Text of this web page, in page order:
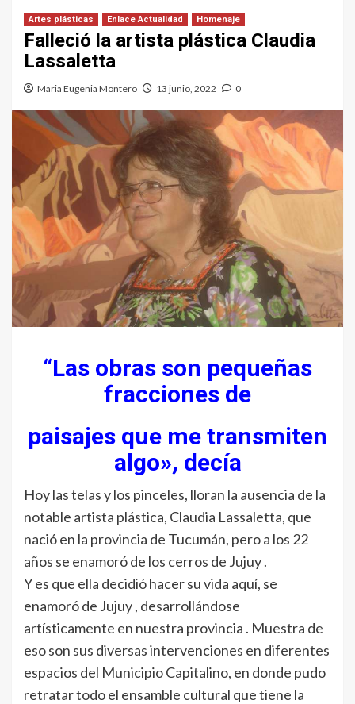
Artes plásticas Enlace Actualidad Homenaje
Falleció la artista plástica Claudia
Lassaletta
Maria Eugenia Montero 13 junio, 2022 0
“Las obras son pequeñas
fracciones de
paisajes que me transmiten
algo», decía
Hoy las telas y los pinceles, lloran la ausencia de la
notable artista plástica, Claudia Lassaletta, que
nació en la provincia de Tucumán, pero a los 22
años se enamoró de los cerros de Jujuy .
Y es que ella decidió hacer su vida aquí, se
enamoró de Jujuy , desarrollándose
artísticamente en nuestra provincia . Muestra de
eso son sus diversas intervenciones en diferentes
espacios del Municipio Capitalino, en donde pudo
retratar todo el ensamble cultural que tiene la